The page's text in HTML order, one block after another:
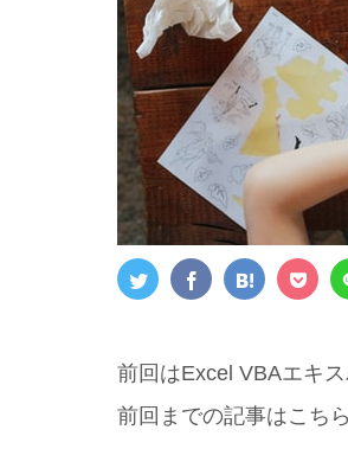
前回はExcel VBAエキ
前回までの記事はこちら